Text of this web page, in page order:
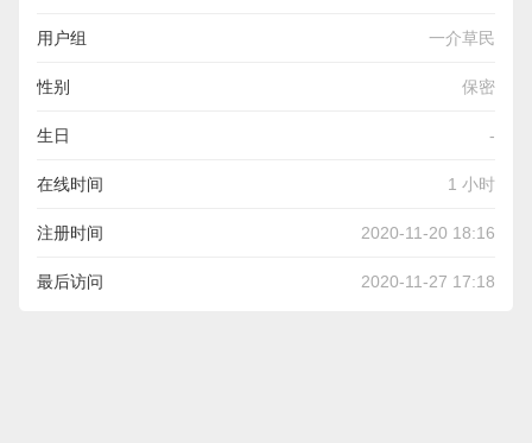
用户组 一介草民
性别 保密
生日 -
在线时间 1 小时
注册时间 2020-11-20 18:16
最后访问 2020-11-27 17:18